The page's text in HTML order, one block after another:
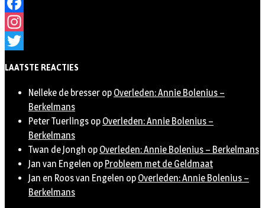
Facebook
Instagram
LAATSTE REACTIES
Nelleke de bresser op Overleden: Annie Bolenius –
Berkelmans
Peter Tuerlings op Overleden: Annie Bolenius –
Berkelmans
Twan de Jongh op Overleden: Annie Bolenius – Berkelmans
Jan van Engelen op Probleem met de Geldmaat
Jan en Roos van Engelen op Overleden: Annie Bolenius –
Berkelmans